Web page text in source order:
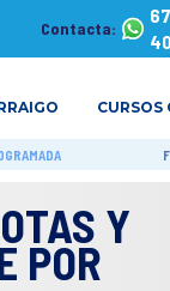
Contacta:
CURSOS
Y
POR